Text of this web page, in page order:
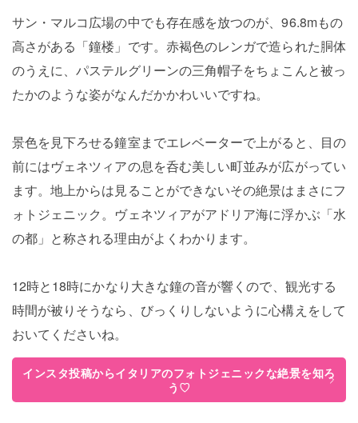
サン・マルコ広場の中でも存在感を放つのが、96.8mもの
高さがある「鐘楼」です。赤褐色のレンガで造られた胴体
のうえに、パステルグリーンの三角帽子をちょこんと被っ
たかのような姿がなんだかかわいいですね。
景色を見下ろせる鐘室までエレベーターで上がると、目の
前にはヴェネツィアの息を呑む美しい町並みが広がってい
ます。地上からは見ることができないその絶景はまさにフ
ォトジェニック。ヴェネツィアがアドリア海に浮かぶ「水
の都」と称される理由がよくわかります。
12時と18時にかなり大きな鐘の音が響くので、観光する
時間が被りそうなら、びっくりしないように心構えをして
おいてくださいね。
インスタ投稿からイタリアのフォトジェニックな絶景を知ろ
う♡